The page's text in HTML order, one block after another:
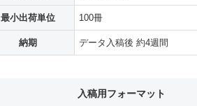
最小出荷単位 100冊
納期 データ入稿後 約4週間
入稿用フォーマット